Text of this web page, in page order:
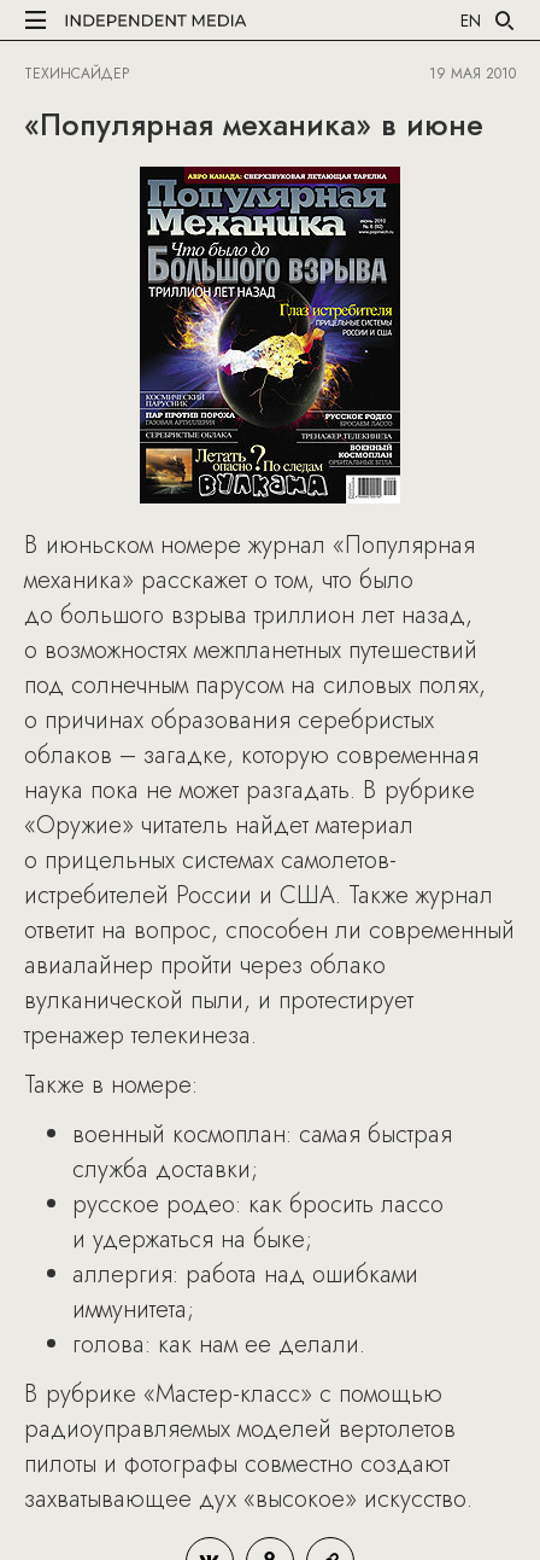
EN
ТЕХИНСАЙДЕР 19 МАЯ 2010
«Популярная механика» в июне
В июньском номере журнал «Популярная
механика» расскажет о том, что было
до большого взрыва триллион лет назад,
о возможностях межпланетных путешествий
под солнечным парусом на силовых полях,
о причинах образования серебристых
облаков – загадке, которую современная
наука пока не может разгадать. В рубрике
«Оружие» читатель найдет материал
о прицельных системах самолетов-
истребителей России и США. Также журнал
ответит на вопрос, способен ли современный
авиалайнер пройти через облако
вулканической пыли, и протестирует
тренажер телекинеза.
Также в номере:
военный космоплан: самая быстрая
служба доставки;
русское родео: как бросить лассо
и удержаться на быке;
аллергия: работа над ошибками
иммунитета;
голова: как нам ее делали.
В рубрике «Мастер-класс» с помощью
радиоуправляемых моделей вертолетов
пилоты и фотографы совместно создают
захватывающее дух «высокое» искусство.